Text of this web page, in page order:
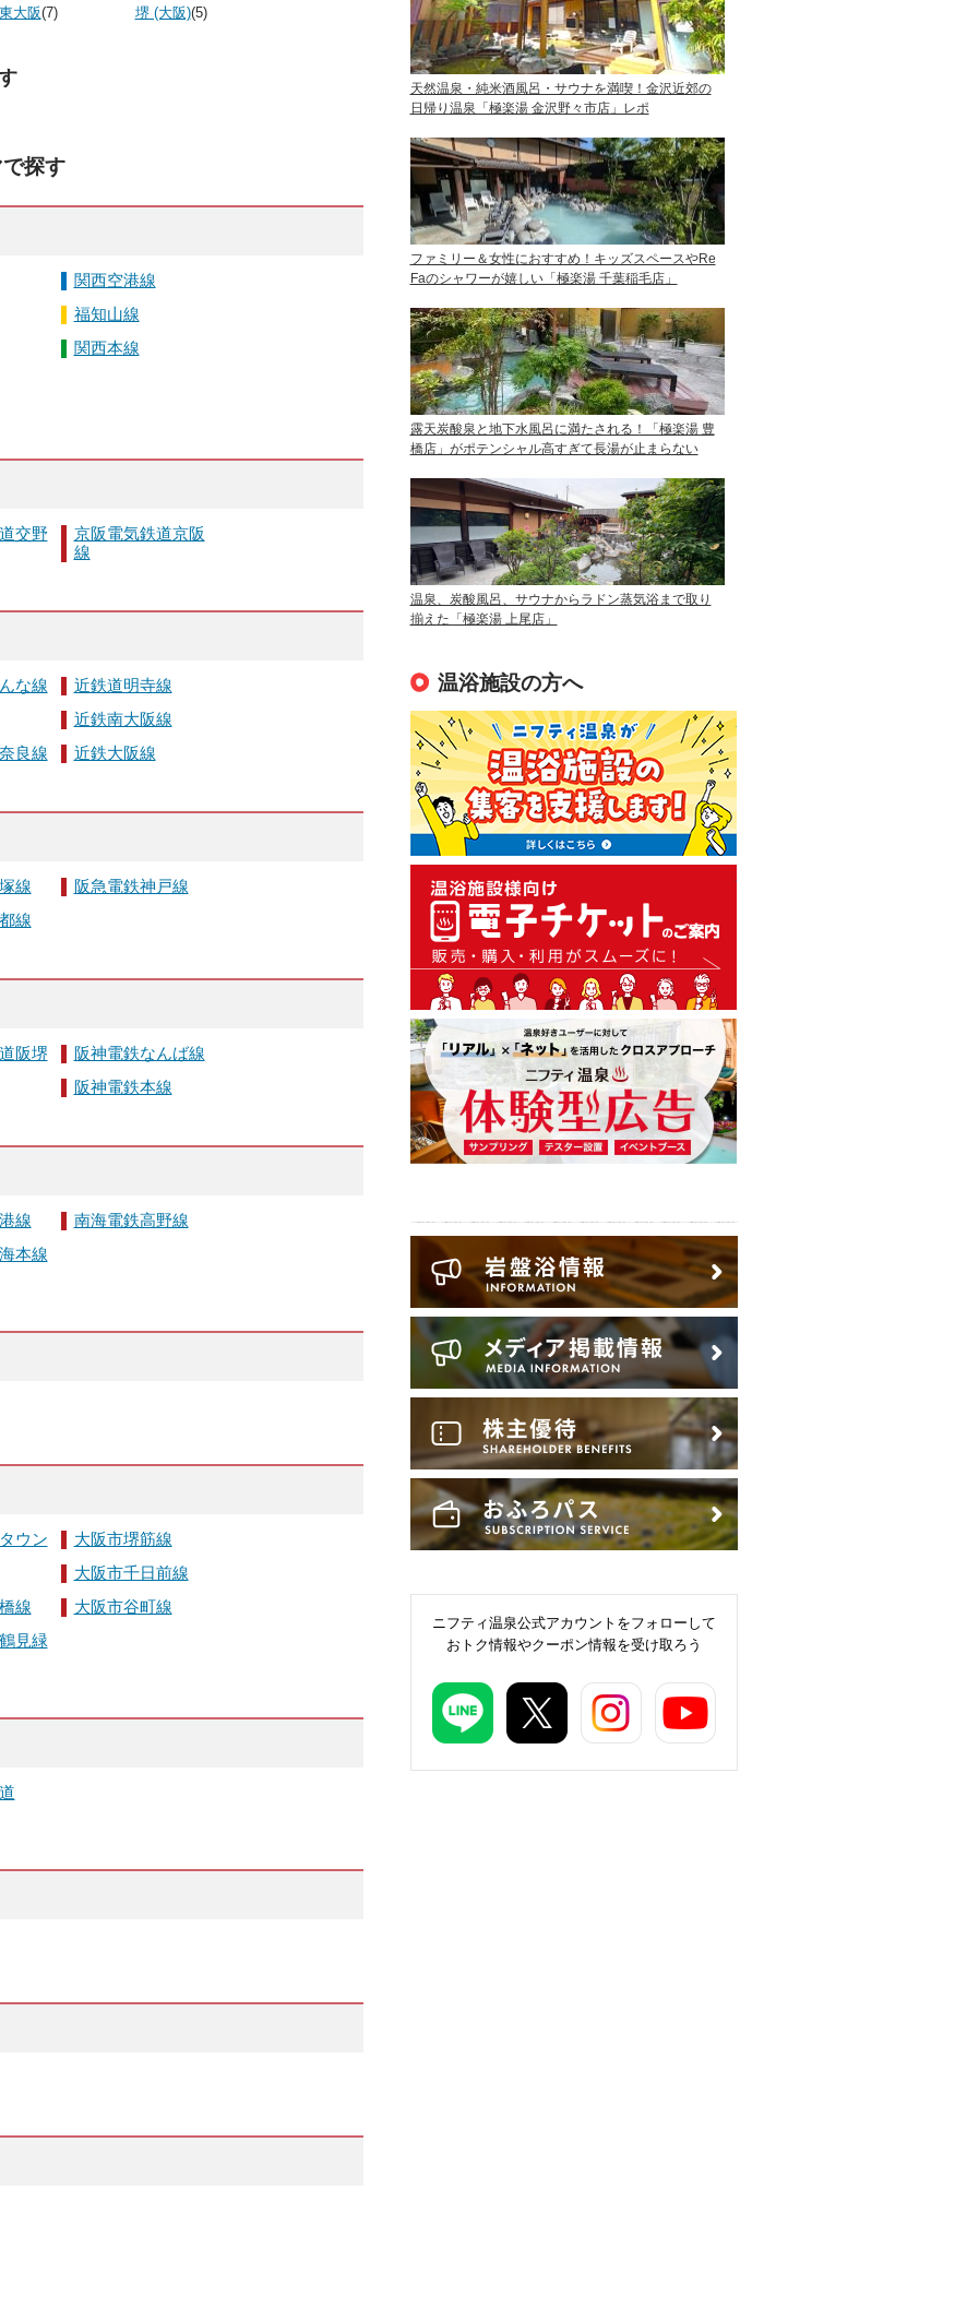
東大阪(7) 堺 (大阪)(5)
探す
関西空港線
福知山線
関西本線
交野
京阪電気鉄道京阪
線
な線
近鉄道明寺線
近鉄南大阪線
良線 近鉄大阪線
線
阪急電鉄神戸線
線
阪堺
阪神電鉄なんば線
阪神電鉄本線
線
南海電鉄高野線
本線
ウン
大阪市堺筋線
大阪市千日前線
線
大阪市谷町線
見緑
天然温泉・純米酒風呂・サウナを満喫！金沢近郊の
日帰り温泉「極楽湯 金沢野々市店」レポ
ファミリー＆女性におすすめ！キッズスペースやRe
Faのシャワーが嬉しい「極楽湯 千葉稲毛店」
露天炭酸泉と地下水風呂に満たされる！「極楽湯 豊
橋店」がポテンシャル高すぎて長湯が止まらない
温泉、炭酸風呂、サウナからラドン蒸気浴まで取り
揃えた「極楽湯 上尾店」
温浴施設の方へ
ニフティ温泉を使って手軽に
ニフティ温泉公式アカウントをフォローして
おトク情報やクーポン情報を受け取ろう